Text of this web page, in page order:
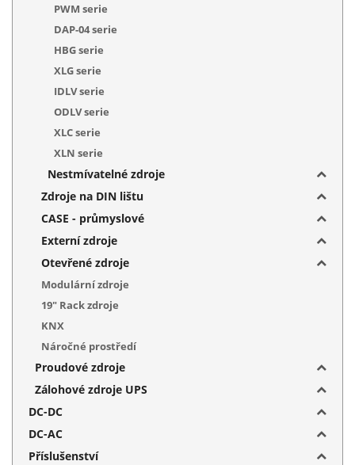
PWM serie
DAP-04 serie
HBG serie
XLG serie
IDLV serie
ODLV serie
XLC serie
XLN serie
Nestmívatelné zdroje
Zdroje na DIN lištu
CASE - průmyslové
Externí zdroje
Otevřené zdroje
Modulární zdroje
19" Rack zdroje
KNX
Náročné prostředí
Proudové zdroje
Zálohové zdroje UPS
DC-DC
DC-AC
Příslušenství